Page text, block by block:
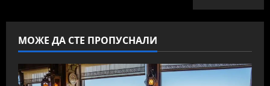
МОЖЕ ДА СТЕ ПРОПУСНАЛИ